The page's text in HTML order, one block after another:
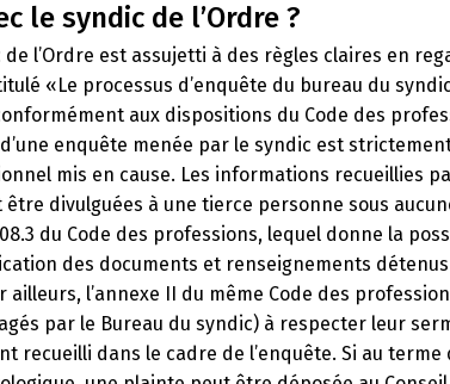
le syndic de l’Ordre ?
de l’Ordre est assujetti à des règles claires en
«Le processus d’enquête du bureau du
aux dispositions du Code des
enquête menée par le syndic est
mis en cause. Les informations recueillies
divulguées à une tierce personne sous
du Code des professions, lequel donne la
des documents et renseignements
ailleurs, l’annexe II du même Code des
par le Bureau du syndic) à respecter leur
recueilli dans le cadre de l’enquête. Si au